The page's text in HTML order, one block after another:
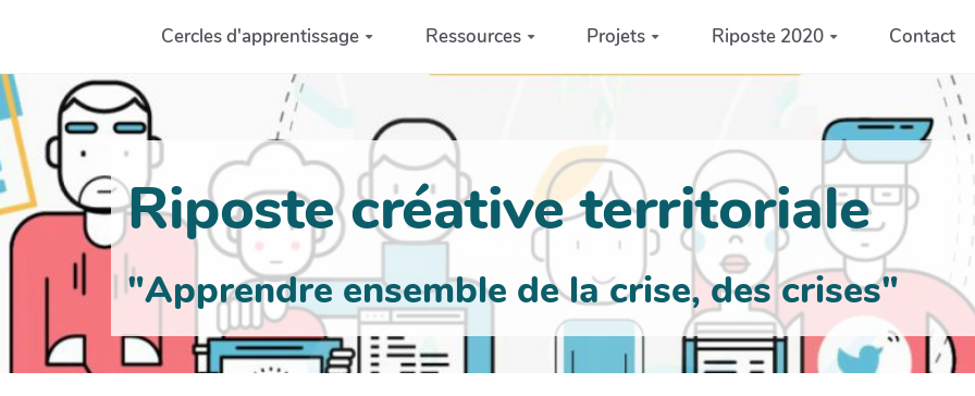
Aller au contenu principalCercles d'apprentissage Ressources Projets Riposte 2020 Contact
Riposte créative territoriale
"Apprendre ensemble de la crise, des crises"